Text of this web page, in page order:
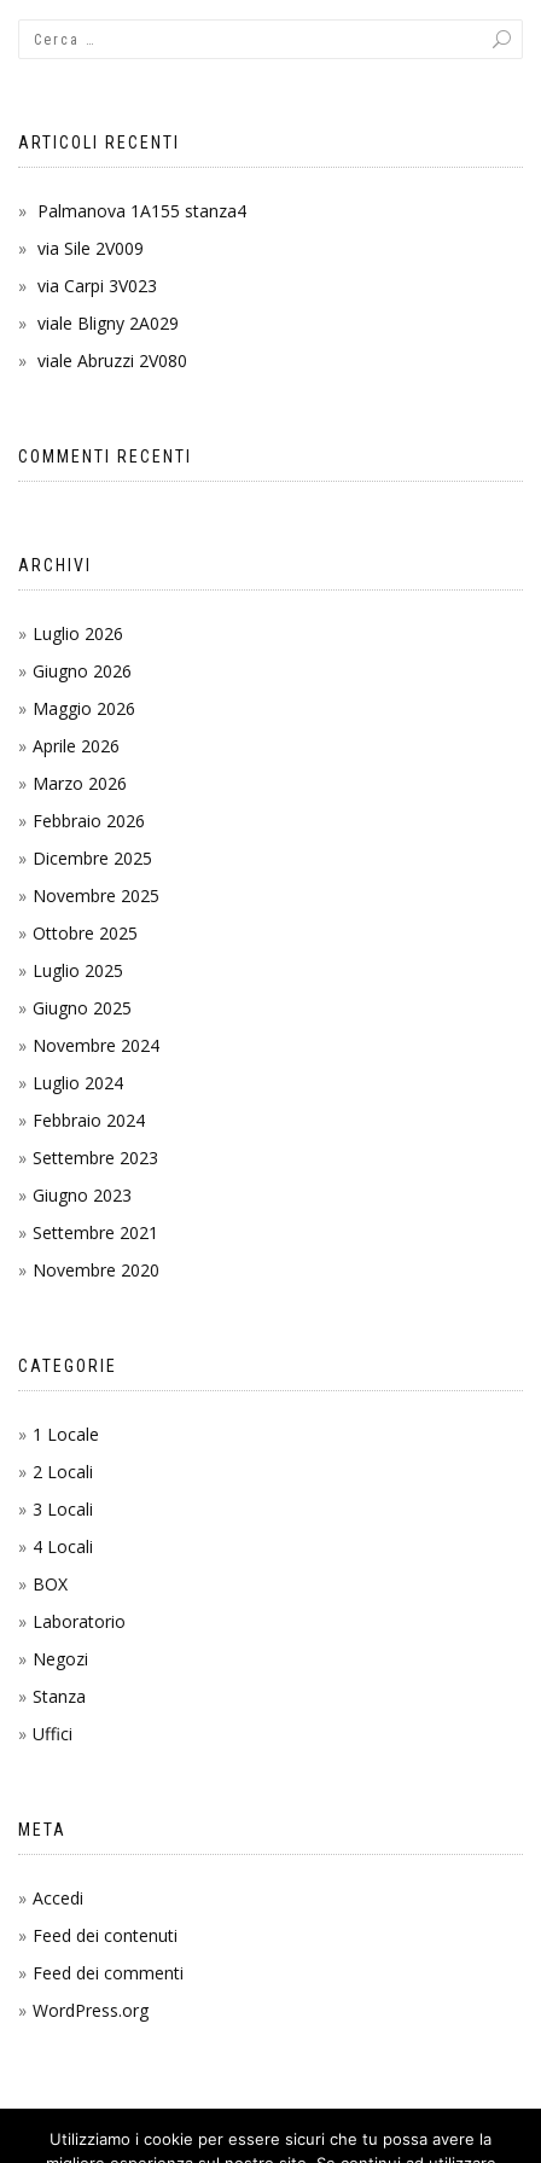
ARTICOLI RECENTI
Palmanova 1A155 stanza4
via Sile 2V009
via Carpi 3V023
viale Bligny 2A029
viale Abruzzi 2V080
COMMENTI RECENTI
ARCHIVI
Luglio 2026
Giugno 2026
Maggio 2026
Aprile 2026
Marzo 2026
Febbraio 2026
Dicembre 2025
Novembre 2025
Ottobre 2025
Luglio 2025
Giugno 2025
Novembre 2024
Luglio 2024
Febbraio 2024
Settembre 2023
Giugno 2023
Settembre 2021
Novembre 2020
CATEGORIE
1 Locale
2 Locali
3 Locali
4 Locali
BOX
Laboratorio
Negozi
Stanza
Uffici
META
Accedi
Feed dei contenuti
Feed dei commenti
WordPress.org
Utilizziamo i cookie per essere sicuri che tu possa avere la